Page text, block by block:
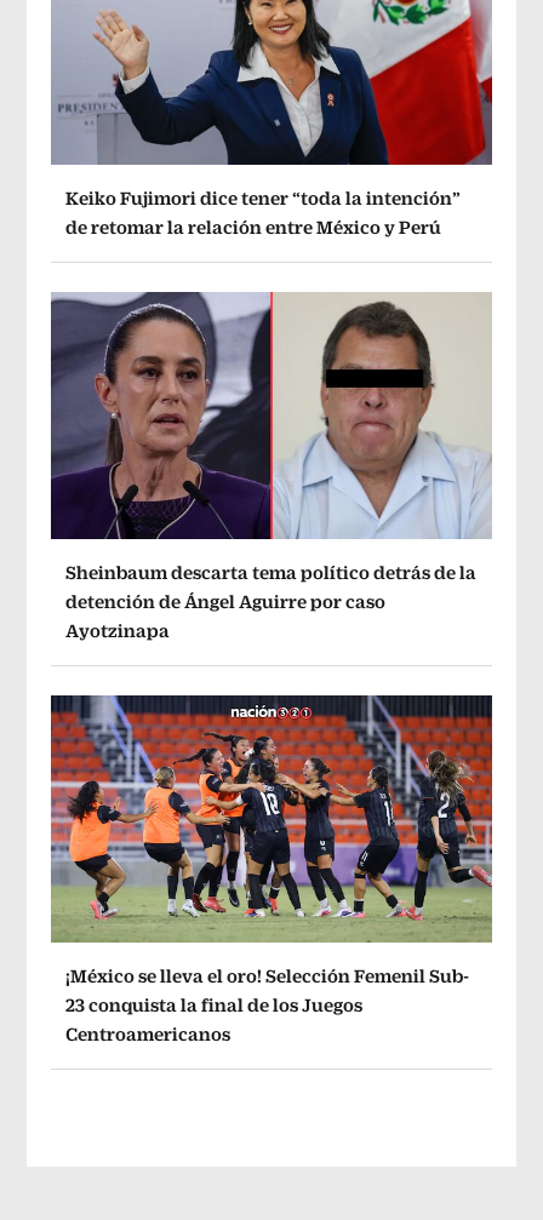
Keiko Fujimori dice tener “toda la intención”
de retomar la relación entre México y Perú
Sheinbaum descarta tema político detrás de la
detención de Ángel Aguirre por caso
Ayotzinapa
¡México se lleva el oro! Selección Femenil Sub-
23 conquista la final de los Juegos
Centroamericanos